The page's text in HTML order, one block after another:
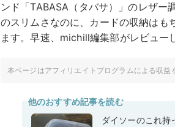
ンド「TABASA（タバサ）」のレザー
のスリムさなのに、カードの収納はも
ます。早速、michill編集部がレビュー
本ページはアフィリエイトプログラムによる収益
他のおすすめ記事を読む
ダイソーのこれ持